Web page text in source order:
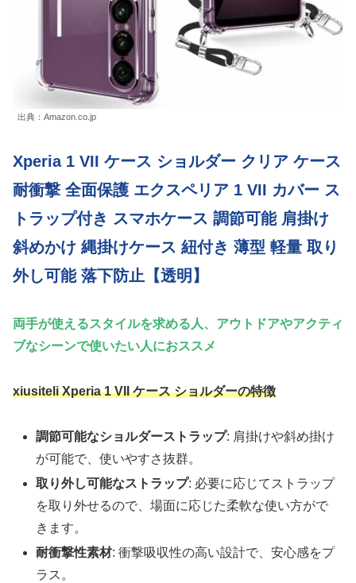
出典：Amazon.co.jp
Xperia 1 VII ケース ショルダー クリア ケース
耐衝撃 全面保護 エクスペリア 1 VII カバー ス
トラップ付き スマホケース 調節可能 肩掛け
斜めかけ 縄掛けケース 紐付き 薄型 軽量 取り
外し可能 落下防止【透明】
両手が使えるスタイルを求める人、アウトドアやアクティ
ブなシーンで使いたい人におススメ
xiusiteli Xperia 1 VII ケース ショルダーの特徴
調節可能なショルダーストラップ: 肩掛けや斜め掛け
が可能で、使いやすさ抜群。
取り外し可能なストラップ: 必要に応じてストラップ
を取り外せるので、場面に応じた柔軟な使い方がで
きます。
耐衝撃性素材: 衝撃吸収性の高い設計で、安心感をプ
ラス。